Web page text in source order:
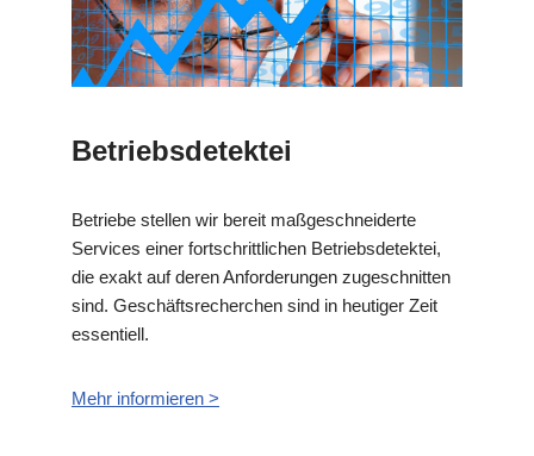
Betriebsdetektei
Betriebe stellen wir bereit maßgeschneiderte
Services einer fortschrittlichen Betriebsdetektei,
die exakt auf deren Anforderungen zugeschnitten
sind. Geschäftsrecherchen sind in heutiger Zeit
essentiell.
Mehr informieren >